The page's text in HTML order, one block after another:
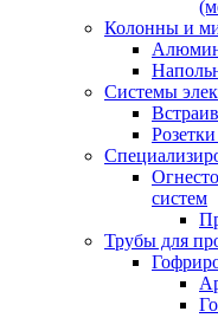
Колонны и
Системы
систем
Трубы для